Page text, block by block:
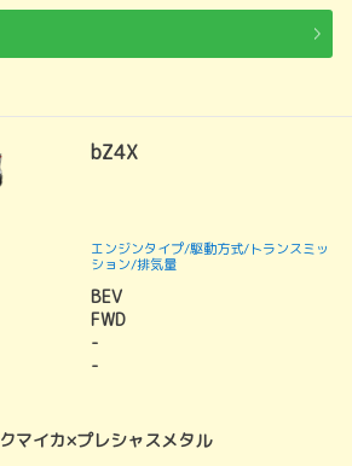
bZ4X
エンジンタイプ/駆動方式/トランスミッ
ション/排気量
BEV
FWD
-
-
マイカ×プレシャスメタル